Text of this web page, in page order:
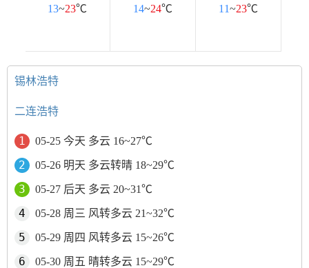
13~23℃
14~24℃
11~23℃
锡林浩特
二连浩特
05-25 今天 多云 16~27℃
05-26 明天 多云转晴 18~29℃
05-27 后天 多云 20~31℃
05-28 周三 风转多云 21~32℃
05-29 周四 风转多云 15~26℃
05-30 周五 晴转多云 15~29℃